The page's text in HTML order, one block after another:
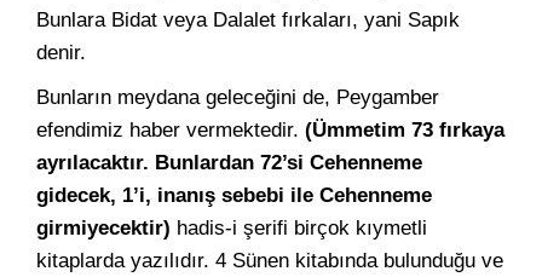
Bunlara Bidat veya Dalalet fırkaları, yani Sapık
denir.
Bunların meydana geleceğini de, Peygamber
efendimiz haber vermektedir. (Ümmetim 73 fırkaya
ayrılacaktır. Bunlardan 72’si Cehenneme
gidecek, 1’i, inanış sebebi ile Cehenneme
girmiyecektir) hadis-i şerifi birçok kıymetli
kitaplarda yazılıdır. 4 Sünen kitabında bulunduğu ve